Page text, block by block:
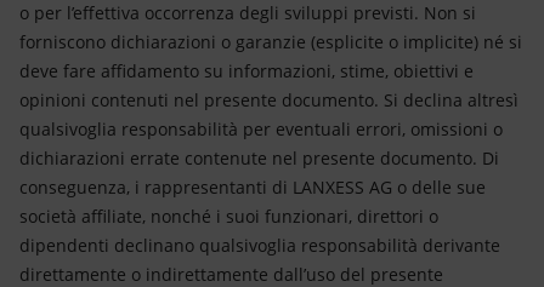
o per l’effettiva occorrenza degli sviluppi previsti. Non si
forniscono dichiarazioni o garanzie (esplicite o implicite) né si
deve fare affidamento su informazioni, stime, obiettivi e
opinioni contenuti nel presente documento. Si declina altresì
qualsivoglia responsabilità per eventuali errori, omissioni o
dichiarazioni errate contenute nel presente documento. Di
conseguenza, i rappresentanti di LANXESS AG o delle sue
società affiliate, nonché i suoi funzionari, direttori o
dipendenti declinano qualsivoglia responsabilità derivante
direttamente o indirettamente dall’uso del presente